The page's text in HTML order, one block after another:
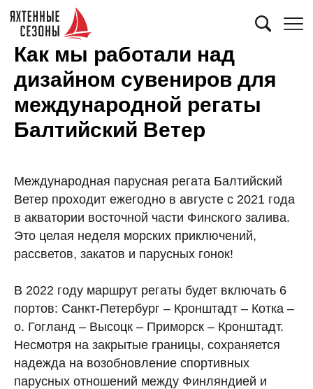
Как мы работали над
дизайном сувениров для
международной регаты
Балтийский Ветер
Международная парусная регата Балтийский
Ветер проходит ежегодно в августе с 2021 года
в акватории восточной части Финского залива.
Это целая неделя морских приключений,
рассветов, закатов и парусных гонок!
В 2022 году маршрут регаты будет включать 6
портов: Санкт-Петербург – Кронштадт – Котка –
о. Гогланд – Высоцк – Приморск – Кронштадт.
Несмотря на закрытые границы, сохраняется
надежда на возобновление спортивных
парусных отношений между Финляндией и